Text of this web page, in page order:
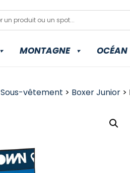
MONTAGNE OCÉAN
Sous-vêtement > Boxer Junior>